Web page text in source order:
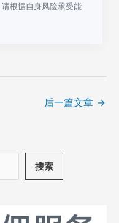
根据自身风险承受能
后一篇文章 →
搜索